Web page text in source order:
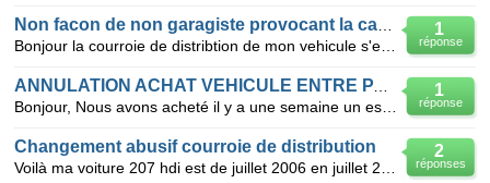
1
réponse
1
réponse
2
réponses
Changement abusif courroie de distribution